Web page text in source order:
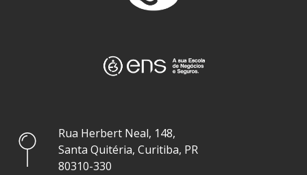
Rua Herbert Neal, 148,
Santa Quitéria, Curitiba, PR
80310-330